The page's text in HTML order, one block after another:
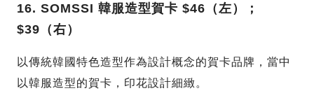
16. SOMSSI 韓服造型賀卡 $46（左）；
$39（右）
以傳統韓國特色造型作為設計概念的賀卡品牌，當中
以韓服造型的賀卡，印花設計細緻。